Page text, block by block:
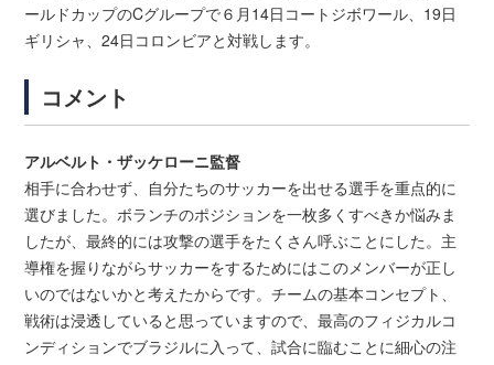
ールドカップのCグループで６月14日コートジボワール、19日
ギリシャ、24日コロンビアと対戦します。
コメント
アルベルト・ザッケローニ監督
相手に合わせず、自分たちのサッカーを出せる選手を重点的に
選びました。ボランチのポジションを一枚多くすべきか悩みま
したが、最終的には攻撃の選手をたくさん呼ぶことにした。主
導権を握りながらサッカーをするためにはこのメンバーが正し
いのではないかと考えたからです。チームの基本コンセプト、
戦術は浸透していると思っていますので、最高のフィジカルコ
ンディションでブラジルに入って、試合に臨むことに細心の注